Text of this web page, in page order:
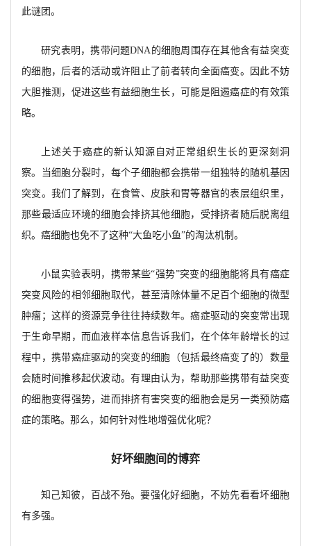
此谜团。
研究表明，携带问题DNA的细胞周围存在其他含有益突变
的细胞，后者的活动或许阻止了前者转向全面癌变。因此不妨
大胆推测，促进这些有益细胞生长，可能是阻遏癌症的有效策
略。
上述关于癌症的新认知源自对正常组织生长的更深刻洞
察。当细胞分裂时，每个子细胞都会携带一组独特的随机基因
突变。我们了解到，在食管、皮肤和胃等器官的表层组织里，
那些最适应环境的细胞会排挤其他细胞，受排挤者随后脱离组
织。癌细胞也免不了这种“大鱼吃小鱼”的淘汰机制。
小鼠实验表明，携带某些“强势”突变的细胞能将具有癌症
突变风险的相邻细胞取代，甚至清除体量不足百个细胞的微型
肿瘤；这样的资源竞争往往持续数年。癌症驱动的突变常出现
于生命早期，而血液样本信息告诉我们，在个体年龄增长的过
程中，携带癌症驱动的突变的细胞（包括最终癌变了的）数量
会随时间推移起伏波动。有理由认为，帮助那些携带有益突变
的细胞变得强势，进而排挤有害突变的细胞会是另一类预防癌
症的策略。那么，如何针对性地增强优化呢？
好坏细胞间的博弈
知己知彼，百战不殆。要强化好细胞，不妨先看看坏细胞
有多强。